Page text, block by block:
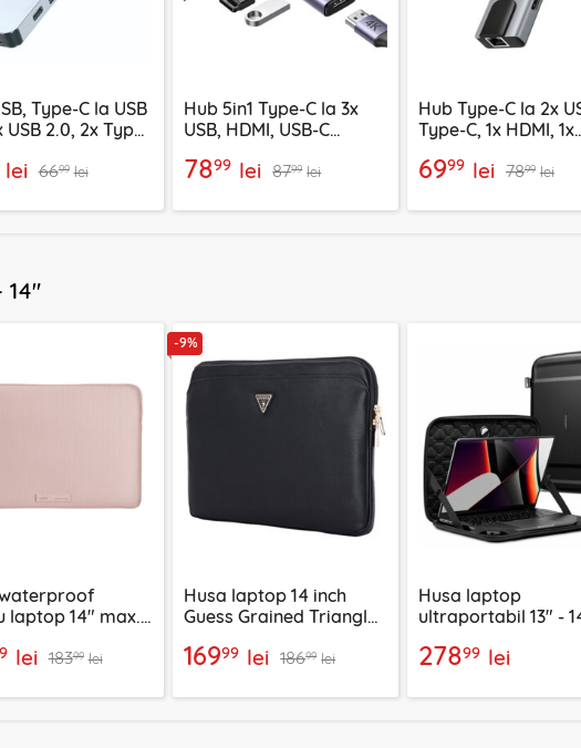
Type-C la USB
USB 2.0, 2x Type-
lei 6699 lei
Hub 5in1 Type-C la 3x
USB, HDMI, USB-C
15495
7899 lei 8799 lei
Hub Type-C la 2x
Type-C, 1x HDMI, 1x
6999 lei 7899 lei
14"
laptop 14" max.
lei 18399 lei
-9%
Husa laptop 14 inch
Guess Grained Triangle
GUCS14ZPGTSPSK
16999 lei 18699 lei
Husa laptop
ultraportabil 13" -
Pro Pouch, negru
27899 lei